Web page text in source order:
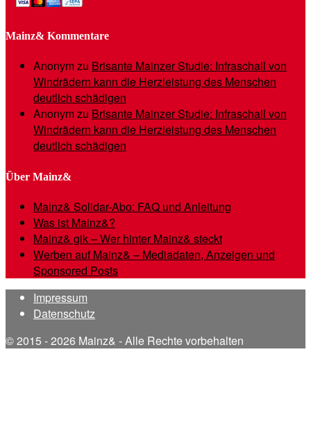
Mainz& Kommentare
Anonymzu Brisante Mainzer Studie: Infraschall von
Windrädern kann die Herzleistung des Menschen
deutlich schädigen
Anonymzu Brisante Mainzer Studie: Infraschall von
Windrädern kann die Herzleistung des Menschen
deutlich schädigen
Über Mainz&
Mainz& Solidar-Abo: FAQ und Anleitung
Was ist Mainz&?
Mainz& gik – Wer hinter Mainz& steckt
Werben auf Mainz& – Mediadaten, Anzeigen und
Sponsored Posts
Impressum
Datenschutz
© 2015 - 2026 Mainz& - Alle Rechte vorbehalten